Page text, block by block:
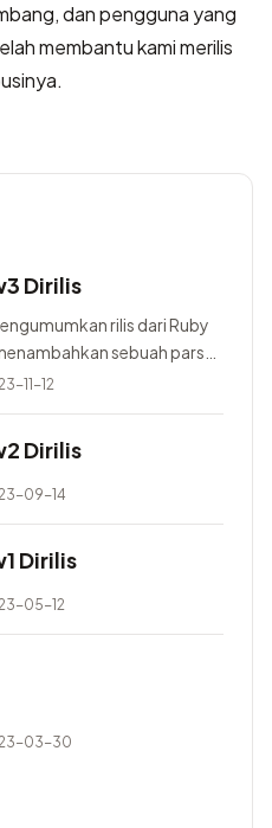
dan pengguna yang
membantu kami merilis
Dirilis
rilis dari Ruby
sebuah parser
Lrama sebagai
11-12
Dirilis
09-14
Dirilis
05-12
03-30